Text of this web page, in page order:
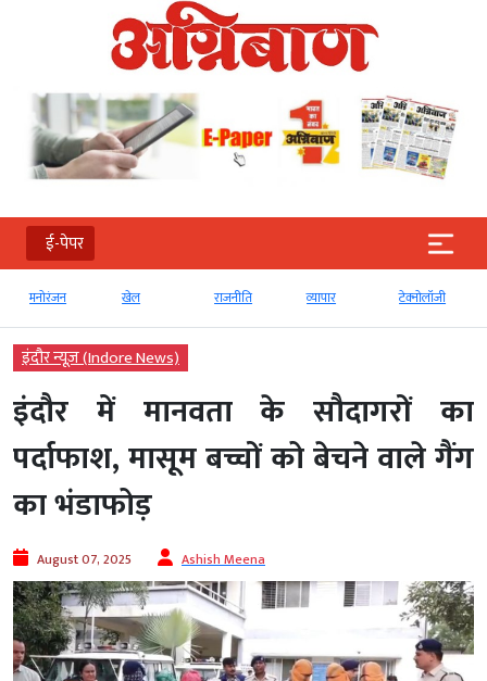
ई-पेपर
मनोरंजन खेल राजनीति व्‍यापार टेक्‍नोलॉजी
इंदौर न्यूज़ (Indore News)
इंदौर में मानवता के सौदागरों का
पर्दाफाश, मासूम बच्चों को बेचने वाले गैंग
का भंडाफोड़
August 07, 2025 Ashish Meena